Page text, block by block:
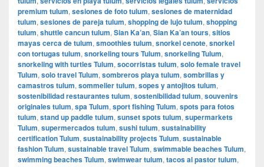
premium tulum, sesiones de foto tulum, sesiones de maternidad
tulum, sesiones de pareja tulum, shopping de lujo tulum, shopping
tulum, shuttle cancun tulum, Sian Ka’an, Sian Ka’an tours, sitios
mayas cerca de tulum, smoothies tulum, snorkel cenote, snorkel
con tortugas tulum, snorkeling tours Tulum, snorkeling Tulum,
snorkeling with turtles Tulum, socorristas tulum, solo female travel
Tulum, solo travel Tulum, sombreros playa tulum, sombrillas y
camastros tulum, sommelier tulum, sopes y antojitos tulum,
sostenibilidad restaurantes tulum, sostenibilidad tulum, souvenirs
originales tulum, spa Tulum, sport fishing Tulum, spots para fotos
tulum, stand up paddle tulum, sunset spots tulum, supermarkets
Tulum, supermercados tulum, sushi tulum, sustainability
certification Tulum, sustainability projects Tulum, sustainable
fashion Tulum, sustainable travel Tulum, swimmable beaches Tulum,
swimming beaches Tulum, swimwear tulum, tacos al pastor tulum,